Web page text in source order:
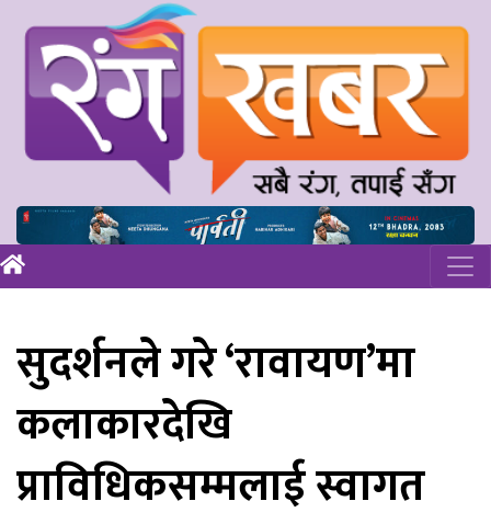
सुदर्शनले गरे ‘रावायण’मा
कलाकारदेखि
प्राविधिकसम्मलाई स्वागत